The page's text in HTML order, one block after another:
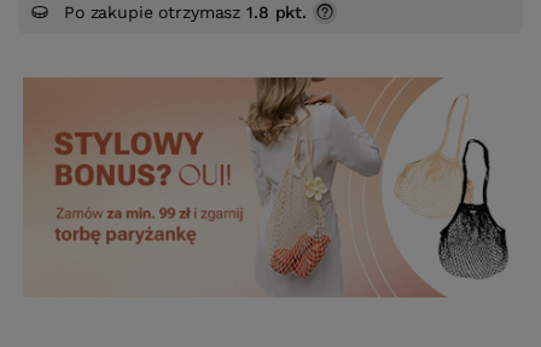
Po zakupie otrzymasz1.8 pkt.